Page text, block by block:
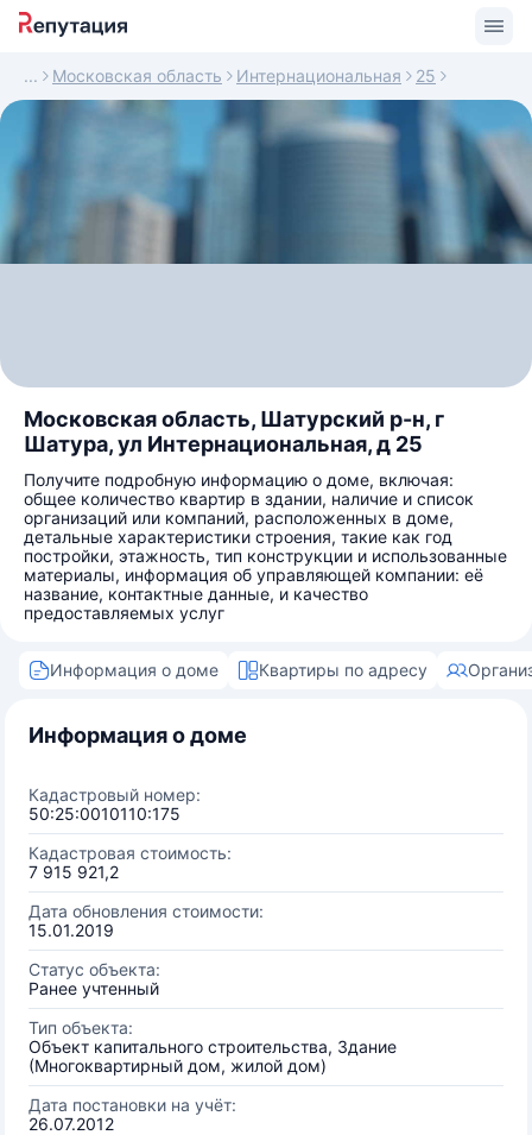
Московская область Интернациональная 25
Московская область, Шатурский р-н, г
Шатура, ул Интернациональная, д 25
Получите подробную информацию о доме, включая:
общее количество квартир в здании, наличие и список
организаций или компаний, расположенных в доме,
детальные характеристики строения, такие как год
постройки, этажность, тип конструкции и использованные
материалы, информация об управляющей компании: её
название, контактные данные, и качество
предоставляемых услуг
Информация о доме Квартиры по адресу
Информация о доме
Кадастровый номер:
50:25:0010110:175
Кадастровая стоимость:
7 915 921,2
Дата обновления стоимости:
15.01.2019
Статус объекта:
Ранее учтенный
Тип объекта:
Объект капитального строительства, Здание
(Многоквартирный дом, жилой дом)
Дата постановки на учёт:
26.07.2012